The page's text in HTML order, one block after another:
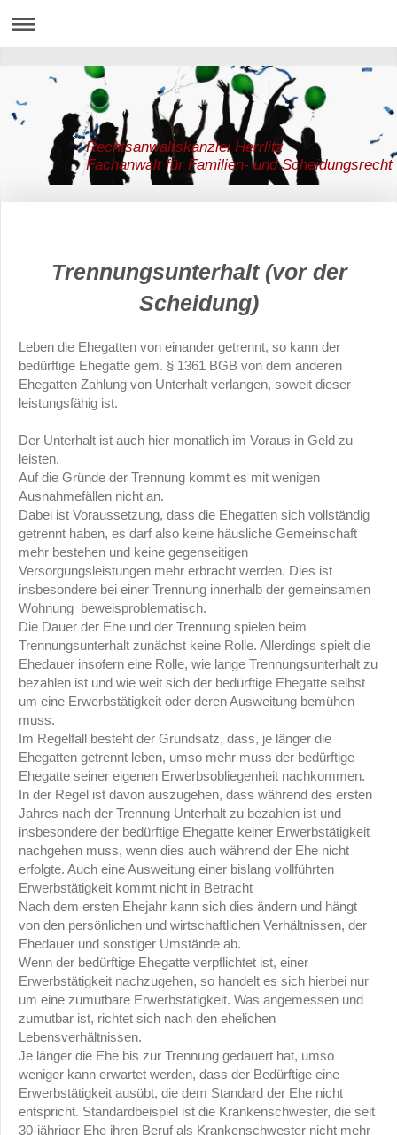
Rechtsanwaltskanzlei Herrlitz
Fachanwalt für Familien- und Scheidungsrecht
Trennungsunterhalt (vor der
Scheidung)
Leben die Ehegatten von einander getrennt, so kann der
bedürftige Ehegatte gem. § 1361 BGB von dem anderen
Ehegatten Zahlung von Unterhalt verlangen, soweit dieser
leistungsfähig ist.
Der Unterhalt ist auch hier monatlich im Voraus in Geld zu
leisten.
Auf die Gründe der Trennung kommt es mit wenigen
Ausnahmefällen nicht an.
Dabei ist Voraussetzung, dass die Ehegatten sich vollständig
getrennt haben, es darf also keine häusliche Gemeinschaft
mehr bestehen und keine gegenseitigen
Versorgungsleistungen mehr erbracht werden. Dies ist
insbesondere bei einer Trennung innerhalb der gemeinsamen
Wohnung beweisproblematisch.
Die Dauer der Ehe und der Trennung spielen beim
Trennungsunterhalt zunächst keine Rolle. Allerdings spielt die
Ehedauer insofern eine Rolle, wie lange Trennungsunterhalt zu
bezahlen ist und wie weit sich der bedürftige Ehegatte selbst
um eine Erwerbstätigkeit oder deren Ausweitung bemühen
muss.
Im Regelfall besteht der Grundsatz, dass, je länger die
Ehegatten getrennt leben, umso mehr muss der bedürftige
Ehegatte seiner eigenen Erwerbsobliegenheit nachkommen.
In der Regel ist davon auszugehen, dass während des ersten
Jahres nach der Trennung Unterhalt zu bezahlen ist und
insbesondere der bedürftige Ehegatte keiner Erwerbstätigkeit
nachgehen muss, wenn dies auch während der Ehe nicht
erfolgte. Auch eine Ausweitung einer bislang vollführten
Erwerbstätigkeit kommt nicht in Betracht
Nach dem ersten Ehejahr kann sich dies ändern und hängt
von den persönlichen und wirtschaftlichen Verhältnissen, der
Ehedauer und sonstiger Umstände ab.
Wenn der bedürftige Ehegatte verpflichtet ist, einer
Erwerbstätigkeit nachzugehen, so handelt es sich hierbei nur
um eine zumutbare Erwerbstätigkeit. Was angemessen und
zumutbar ist, richtet sich nach den ehelichen
Lebensverhältnissen.
Je länger die Ehe bis zur Trennung gedauert hat, umso
weniger kann erwartet werden, dass der Bedürftige eine
Erwerbstätigkeit ausübt, die dem Standard der Ehe nicht
entspricht. Standardbeispiel ist die Krankenschwester, die seit
30-jähriger Ehe ihren Beruf als Krankenschwester nicht mehr